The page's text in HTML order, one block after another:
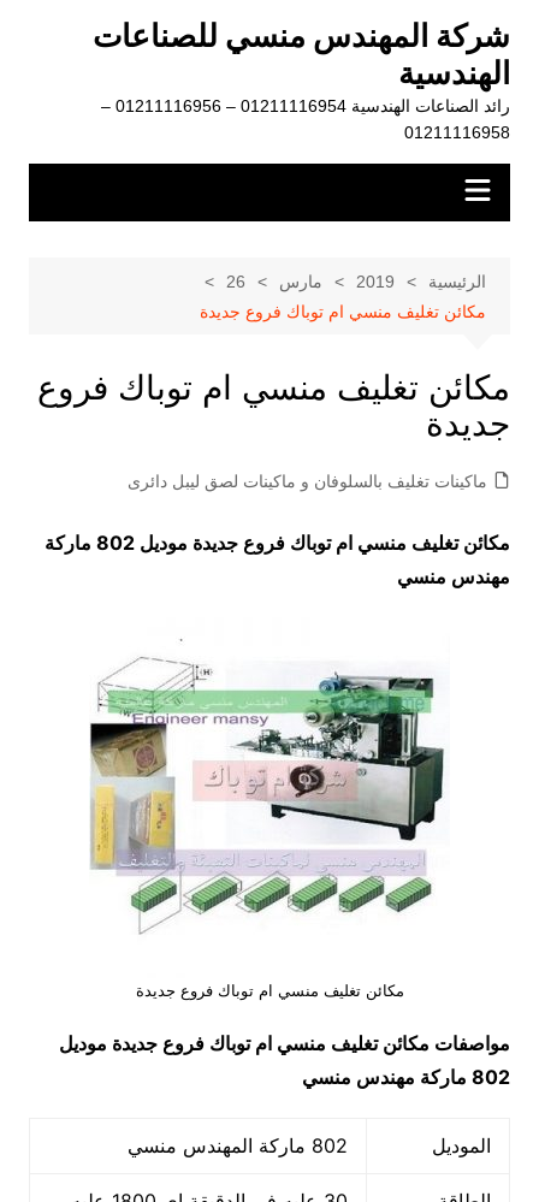
المحتوى
شركة المهندس منسي للصناعات
الهندسية
رائد الصناعات الهندسية 01211116954 – 01211116956 –
01211116958
الرئيسية 2019 مارس
26
مكائن تغليف منسي ام توباك فروع جديدة
مكائن تغليف منسي ام توباك فروع
جديدة
ماكينات تغليف بالسلوفان و ماكينات لصق ليبل دائرى
مكائن تغليف منسي ام توباك فروع جديدة موديل 802 ماركة
مهندس منسي
مكائن تغليف منسي ام توباك فروع جديدة
مواصفات مكائن تغليف منسي ام توباك فروع جديدة موديل
802 ماركة مهندس منسي
الموديل 802 ماركة المهندس منسي